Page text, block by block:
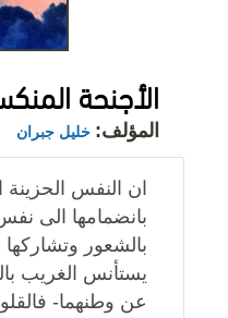
الأجنحة
المؤلف: خليل جبران
ان النفس الحزينة
بانضمامها الى
بالشعور
يستأنس الغريب
عن وطنهما-